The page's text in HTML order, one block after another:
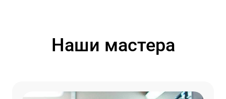
Наши мастера